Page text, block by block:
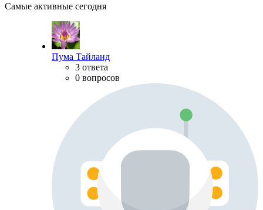
Самые активные сегодня
Пума Тайланд
3 ответа
0 вопросов